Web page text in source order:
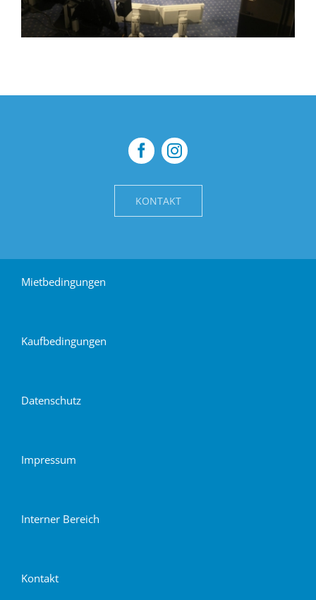
KONTAKT
Mietbedingungen
Kaufbedingungen
Datenschutz
Impressum
Interner Bereich
Kontakt